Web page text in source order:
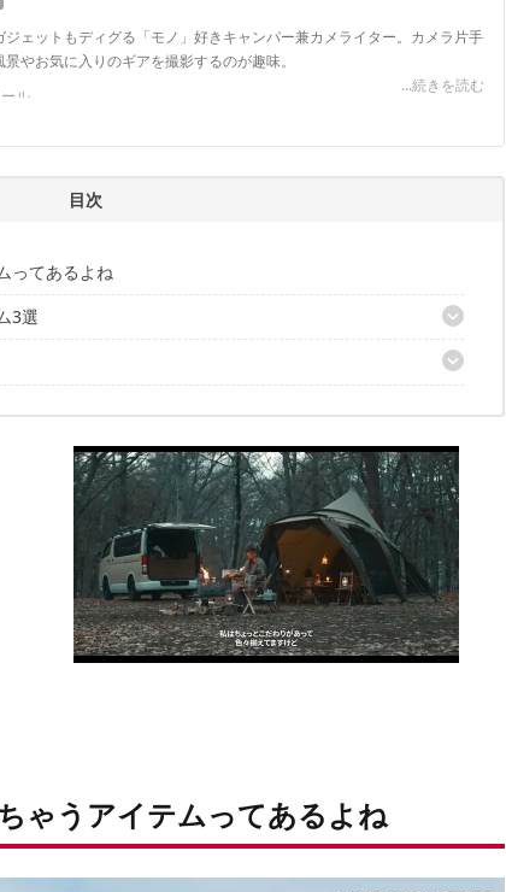
ェットもディグる「モノ」好きキャンパー兼カメライター。カメラ片手
やお気に入りのギアを撮影するのが趣味。
...続きを読む
ル
目次
ってあるよね
3選
SET
ゃうアイテムってあるよね